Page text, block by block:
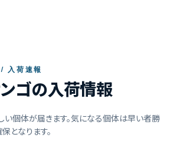
入荷速報
ゴの入荷情報
い個体が届きます。気になる個体は早い者勝
となります。